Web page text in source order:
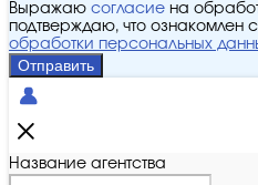
Выражаю согласие на
подтверждаю, что ознакомлен с
обработки персональных
Отправить
Название агентства